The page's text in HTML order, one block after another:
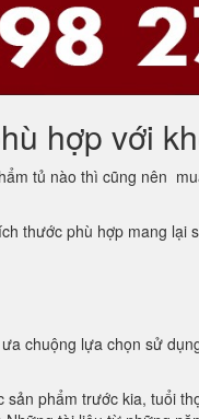
hợp với
tủ nào thì cũng nên
thước phù hợp mang
chuộng lựa chọn sử
phẩm trước kia, tuổi